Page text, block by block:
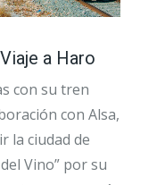
a Haro
con su tren
con Alsa,
la ciudad de
Vino” por su